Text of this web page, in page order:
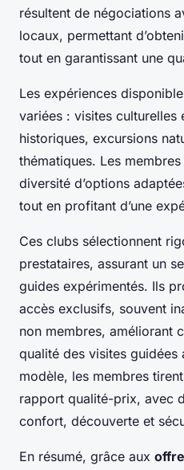
résultent de négociations
locaux, permettant
tout en garantissant une
Les expériences
variées : visites
historiques, excursions
thématiques. Les
diversité d’options
tout en profitant d’une
Ces clubs sélectionnent
prestataires, assurant un
guides expérimentés. Ils
accès exclusifs, souvent
non membres, améliorant
qualité des visites
modèle, les membres
rapport qualité-prix, avec
confort, découverte et
En résumé, grâce aux